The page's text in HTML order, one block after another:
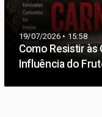
19/07/2026 • 15:58
Como Resistir às
Influência do